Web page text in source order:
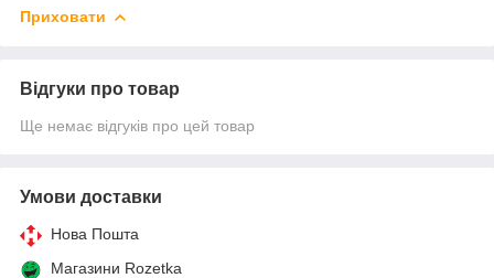
Приховати
Відгуки про товар
Ще немає відгуків про цей товар
Умови доставки
Нова Пошта
Магазини Rozetka